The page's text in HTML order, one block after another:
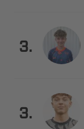
.
.